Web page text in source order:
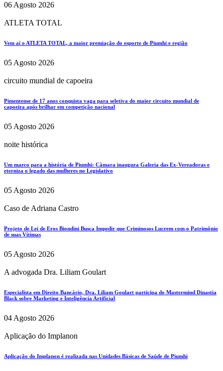
06 Agosto 2026
ATLETA TOTAL
Vem aí o ATLETA TOTAL, a maior premiação do esporte de Piumhi e região
05 Agosto 2026
circuito mundial de capoeira
Pimentense de 17 anos conquista vaga para seletiva do maior circuito mundial de
capoeira após brilhar em competição nacional
05 Agosto 2026
noite histórica
Um marco para a história de Piumhi: Câmara inaugura Galeria das Ex-Vereadoras e
eterniza o legado das mulheres no Legislativo
05 Agosto 2026
Caso de Adriana Castro
Projeto de Lei de Eros Biondini Busca Impedir que Criminosos Lucrem com o Patrimônio
de suas Vítimas
05 Agosto 2026
A advogada Dra. Liliam Goulart
Especialista em Direito Bancário, Dra. Liliam Goulart participa do Mastermind Dinastia
Black sobre Marketing e Inteligência Artificial
04 Agosto 2026
Aplicação do Implanon
Aplicação do Implanon é realizada nas Unidades Básicas de Saúde de Piumhi